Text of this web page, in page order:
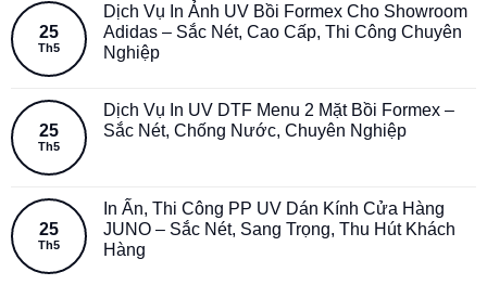
25
Th5
Dịch Vụ In Ảnh UV Bồi Formex Cho Showroom
Adidas – Sắc Nét, Cao Cấp, Thi Công Chuyên
Nghiệp
25
Th5
Dịch Vụ In UV DTF Menu 2 Mặt Bồi Formex –
Sắc Nét, Chống Nước, Chuyên Nghiệp
25
Th5
In Ấn, Thi Công PP UV Dán Kính Cửa Hàng
JUNO – Sắc Nét, Sang Trọng, Thu Hút Khách
Hàng